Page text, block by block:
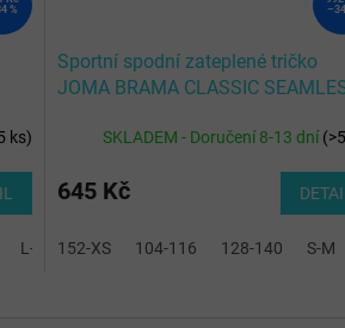
%
ks)
L-XL
Sportní spodní zateplené tričko
JOMA BRAMA CLASSIC
SKLADEM - Doručení 8-13 dní(
645 Kč
152-XS 104-116 128-140 S-M